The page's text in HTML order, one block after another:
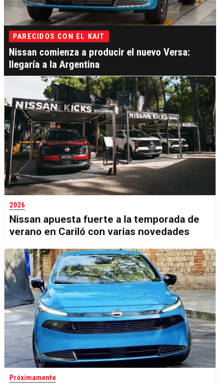
PARECIDOS CON EL KAIT
Nissan comienza a producir el nuevo Versa:
llegaría a la Argentina
2026
Nissan apuesta fuerte a la temporada de
verano en Cariló con varias novedades
Próximamente